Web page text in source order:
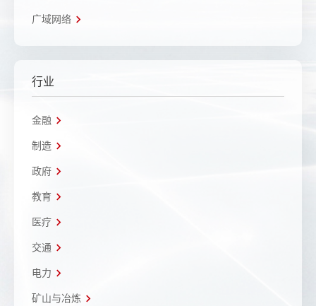
广域网络
行业
金融
制造
政府
教育
医疗
交通
电力
矿山与冶炼